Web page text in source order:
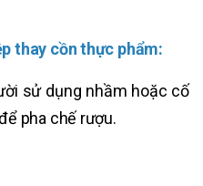
thay cồn thực phẩm:
sử dụng nhầm hoặc cố
pha chế rượu.